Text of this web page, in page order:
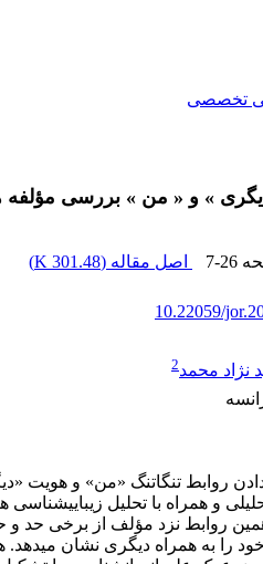
تخصصی
» و « من » بررسی
7-26 اصل مقاله (301.48 K
)
10.22059/
نژاد محمد2
روابط تنگاتنگ «من» و هویت
و همراه با تحلیل زیبایی­شناسی
روابط نزد مؤلف از برخی حد و
به همراه دیگری نشان می­دهد.